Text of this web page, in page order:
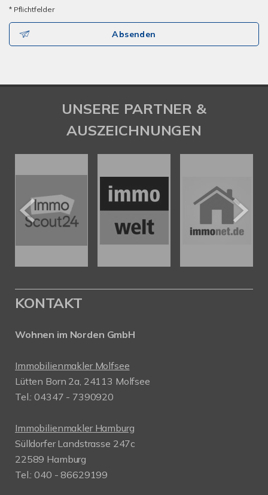
* Pflichtfelder
Absenden
UNSERE PARTNER &
AUSZEICHNUNGEN
KONTAKT
Wohnen im Norden GmbH
Immobilienmakler Molfsee
Lütten Born 2a, 24113 Molfsee
Tel.: 04347 - 7390920
Immobilienmakler Hamburg
Sülldorfer Landstrasse 247c
22589 Hamburg
Tel.: 040 - 86629199